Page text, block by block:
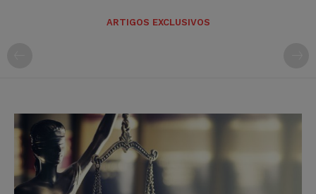
ARTIGOS EXCLUSIVOS